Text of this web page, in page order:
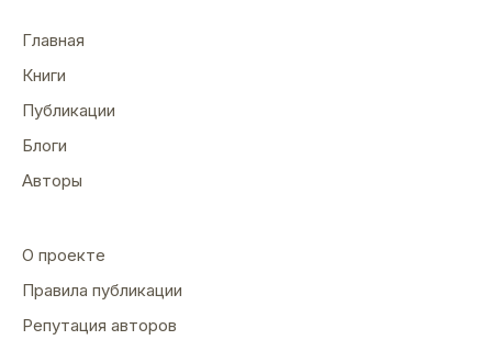
Главная
Книги
Публикации
Блоги
Авторы
О проекте
Правила публикации
Репутация авторов